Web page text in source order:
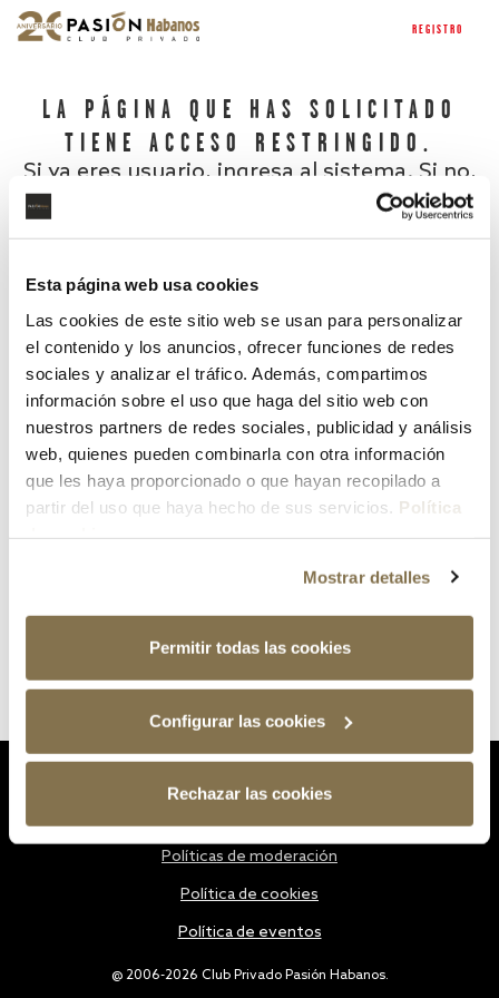
Esta página web usa cookies
Las cookies de este sitio web se usan para personalizar
el contenido y los anuncios, ofrecer funciones de redes
sociales y analizar el tráfico. Además, compartimos
información sobre el uso que haga del sitio web con
nuestros partners de redes sociales, publicidad y análisis
web, quienes pueden combinarla con otra información
que les haya proporcionado o que hayan recopilado a
partir del uso que haya hecho de sus servicios. Política
Mostrar detalles
Permitir todas las cookies
Configurar las cookies
Rechazar las cookies
REGISTRO
LA PÁGINA QUE HAS SOLICITADO
TIENE ACCESO RESTRINGIDO.
Si ya eres usuario, ingresa al sistema. Si no,
¿Has olvidado tu contraseña?
@ 2006-2026 Club Privado Pasión Habanos.
Políticas de moderación
Política de cookies
Política de eventos